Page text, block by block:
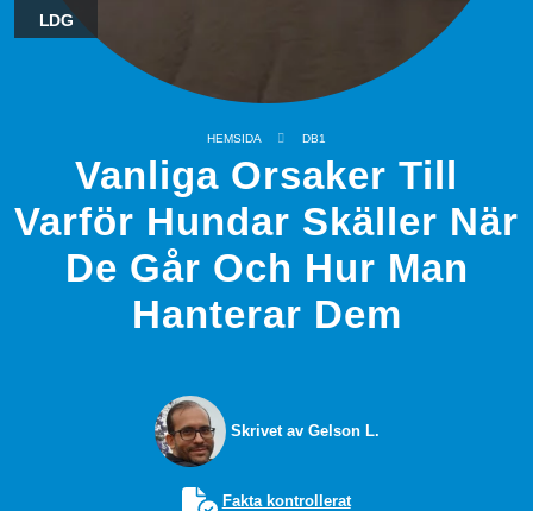
LDG
HEMSIDA DB1
Vanliga Orsaker Till
Varför Hundar Skäller När
De Går Och Hur Man
Hanterar Dem
Skrivet av Gelson L.
Fakta kontrollerat